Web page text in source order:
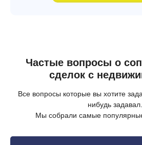
Частые вопросы о
сделок с
Все вопросы которые вы хотите
нибудь задавал.
Мы собрали самые